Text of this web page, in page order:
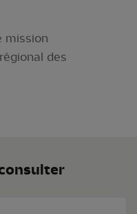
mission
des